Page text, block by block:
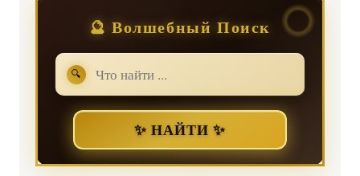
🔮 Волшебный Поиск
🔍
✨ НАЙТИ ✨